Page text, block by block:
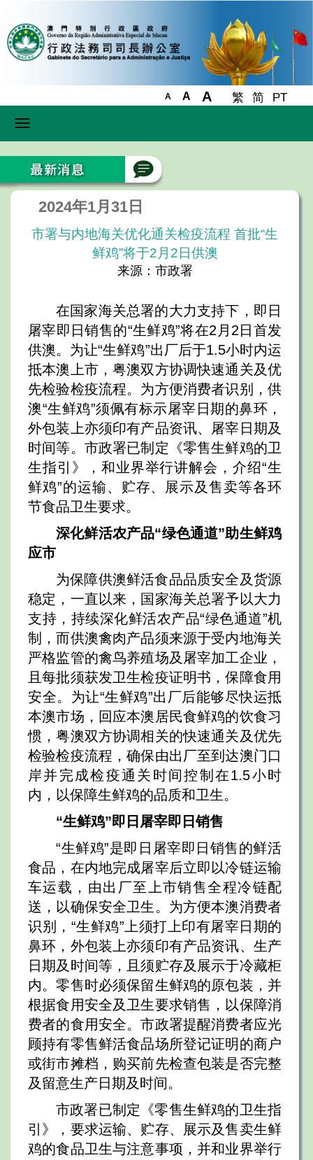
A A A 繁 简 PT
Toggle
2024年1月31日
市署与内地海关优化通关检疫流程 首批“生
鲜鸡”将于2月2日供澳
来源：市政署
在国家海关总署的大力支持下，即日
屠宰即日销售的“生鲜鸡”将在2月2日首发
供澳。为让“生鲜鸡”出厂后于1.5小时内运
抵本澳上市，粤澳双方协调快速通关及优
先检验检疫流程。为方便消费者识别，供
澳“生鲜鸡”须佩有标示屠宰日期的鼻环，
外包装上亦须印有产品资讯、屠宰日期及
时间等。市政署已制定《零售生鲜鸡的卫
生指引》，和业界举行讲解会，介绍“生
鲜鸡”的运输、贮存、展示及售卖等各环
节食品卫生要求。
深化鲜活农产品“绿色通道”助生鲜鸡
应市
为保障供澳鲜活食品品质安全及货源
稳定，一直以来，国家海关总署予以大力
支持，持续深化鲜活农产品“绿色通道”机
制，而供澳禽肉产品须来源于受内地海关
严格监管的禽鸟养殖场及屠宰加工企业，
且每批须获发卫生检疫证明书，保障食用
安全。为让“生鲜鸡”出厂后能够尽快运抵
本澳市场，回应本澳居民食鲜鸡的饮食习
惯，粤澳双方协调相关的快速通关及优先
检验检疫流程，确保由出厂至到达澳门口
岸并完成检疫通关时间控制在1.5小时
内，以保障生鲜鸡的品质和卫生。
“生鲜鸡”即日屠宰即日销售
“生鲜鸡”是即日屠宰即日销售的鲜活
食品，在内地完成屠宰后立即以冷链运输
车运载，由出厂至上市销售全程冷链配
送，以确保安全卫生。为方便本澳消费者
识别，“生鲜鸡”上须打上印有屠宰日期的
鼻环，外包装上亦须印有产品资讯、生产
日期及时间等，且须贮存及展示于冷藏柜
内。零售时必须保留生鲜鸡的原包装，并
根据食用安全及卫生要求销售，以保障消
费者的食用安全。市政署提醒消费者应光
顾持有零售鲜活食品场所登记证明的商户
或街市摊档，购买前先检查包装是否完整
及留意生产日期及时间。
市政署已制定《零售生鲜鸡的卫生指
引》，要求运输、贮存、展示及售卖生鲜
鸡的食品卫生与注意事项，并和业界举行